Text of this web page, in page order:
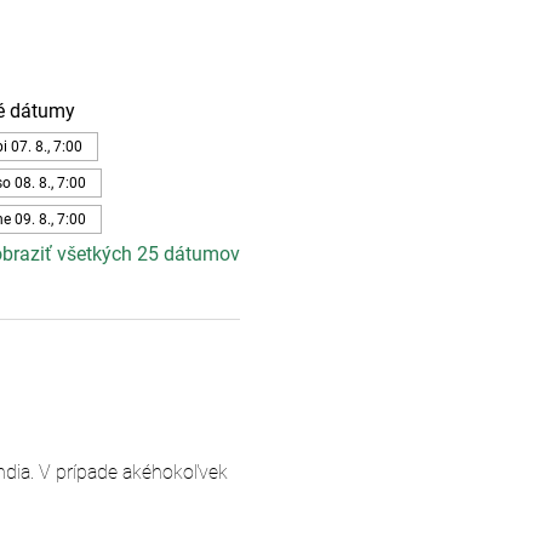
dátumy
07. 8., 7:00
08. 8., 7:00
09. 8., 7:00
všetkých 25 dátumov
V prípade akéhokoľvek